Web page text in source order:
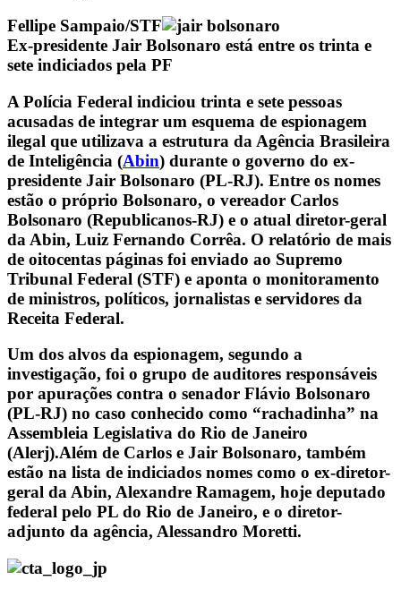
Fellipe Sampaio/STF
Ex-presidente Jair Bolsonaro está entre os trinta e
sete indiciados pela PF
A Polícia Federal indiciou trinta e sete pessoas
acusadas de integrar um esquema de espionagem
ilegal que utilizava a estrutura da Agência Brasileira
de Inteligência (Abin) durante o governo do ex-
presidente Jair Bolsonaro (PL-RJ). Entre os nomes
estão o próprio Bolsonaro, o vereador Carlos
Bolsonaro (Republicanos-RJ) e o atual diretor-geral
da Abin, Luiz Fernando Corrêa. O relatório de mais
de oitocentas páginas foi enviado ao Supremo
Tribunal Federal (STF) e aponta o monitoramento
de ministros, políticos, jornalistas e servidores da
Receita Federal.
Um dos alvos da espionagem, segundo a
investigação, foi o grupo de auditores responsáveis
por apurações contra o senador Flávio Bolsonaro
(PL-RJ) no caso conhecido como “rachadinha” na
Assembleia Legislativa do Rio de Janeiro
(Alerj).Além de Carlos e Jair Bolsonaro, também
estão na lista de indiciados nomes como o ex-diretor-
geral da Abin, Alexandre Ramagem, hoje deputado
federal pelo PL do Rio de Janeiro, e o diretor-
adjunto da agência, Alessandro Moretti.